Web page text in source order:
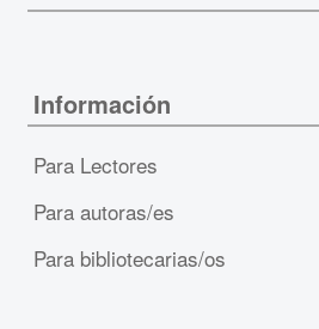
Información
Para Lectores
Para autoras/es
Para bibliotecarias/os